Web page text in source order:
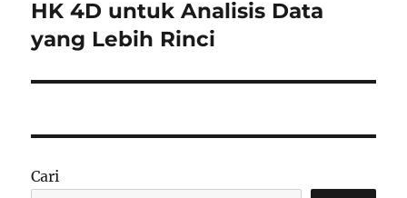
post:
HK 4D untuk Analisis Data
yang Lebih Rinci
Cari